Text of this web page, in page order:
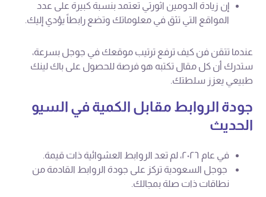
إن زيادة الدومين اثورتي تعتمد بنسبة كبيرة على عدد
المواقع التي تثق في معلوماتك وتضع رابطاً يؤدي إليك.
عندما تتقن فن كيف ترفع ترتيب موقعك في جوجل بسرعة،
ستدرك أن كل مقال تكتبه هو فرصة للحصول على باك لينك
طبيعي يعزز سلطتك.
جودة الروابط مقابل الكمية في السيو
الحديث
في عام ٢٠٢٦، لم تعد الروابط العشوائية ذات قيمة.
جوجل السعودية تركز على جودة الروابط القادمة من
نطاقات ذات صلة بمجالك.